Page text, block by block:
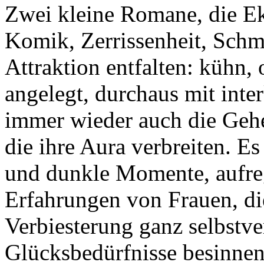
Zwei kleine Romane, die
Komik, Zerrissenheit,
Attraktion entfalten: kühn,
angelegt, durchaus mit
immer wieder auch die
die ihre Aura verbreiten.
und dunkle Momente,
Erfahrungen von Frauen,
Verbiesterung ganz
Glücksbedürfnisse